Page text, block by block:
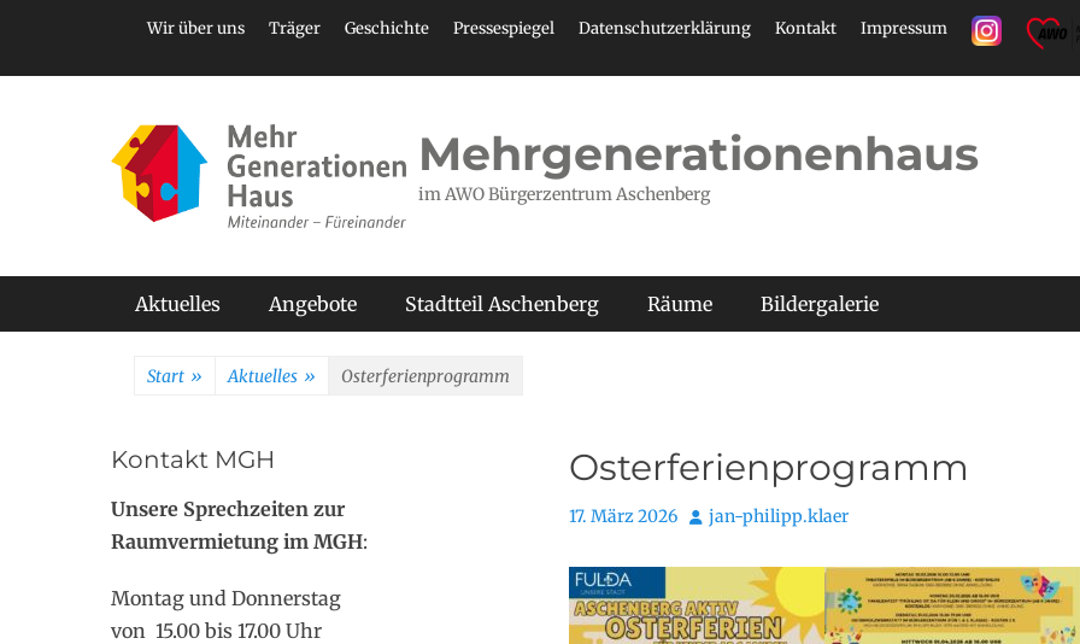
springen
Header Top Menu
Wir über uns Träger Geschichte Pressespiegel Datenschutzerklärung Kontakt Impressum
Mehrgenerationenhaus
im AWO Bürgerzentrum Aschenberg
Primäres Menü
Aktuelles Angebote Stadtteil Aschenberg Räume Bildergalerie
Start » Aktuelles » Osterferienprogramm
Osterferienprogramm
Posted
17. März 2026 Autor
jan-philipp.klaer
Kontakt MGH
Unsere Sprechzeiten zur
Raumvermietung im MGH:
Montag und Donnerstag
von 15.00 bis 17.00 Uhr